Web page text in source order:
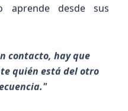
/ Aspirante)
aprende desde sus
contacto, hay que
quién está del otro